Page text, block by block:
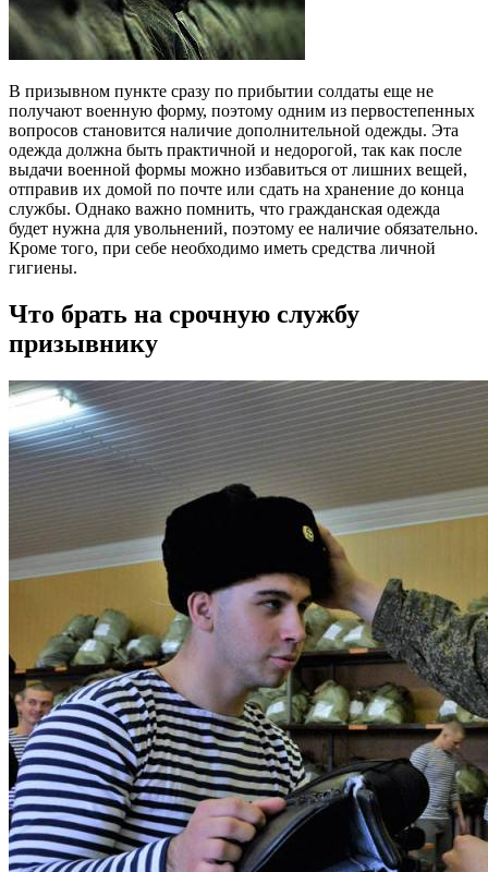
В призывном пункте сразу по прибытии солдаты еще не
получают военную форму, поэтому одним из первостепенных
вопросов становится наличие дополнительной одежды. Эта
одежда должна быть практичной и недорогой, так как после
выдачи военной формы можно избавиться от лишних вещей,
отправив их домой по почте или сдать на хранение до конца
службы. Однако важно помнить, что гражданская одежда
будет нужна для увольнений, поэтому ее наличие обязательно.
Кроме того, при себе необходимо иметь средства личной
гигиены.
Что брать на срочную службу
призывнику